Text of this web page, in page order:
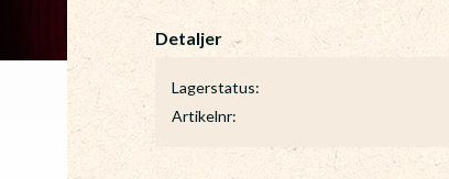
Lagerstatus
Artikelnr